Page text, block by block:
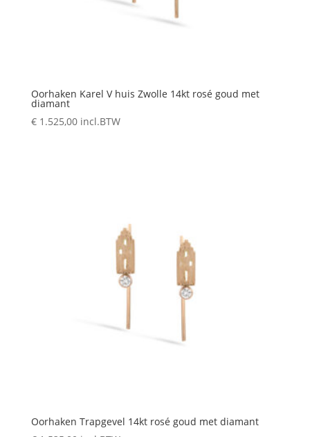
Oorhaken Karel V huis Zwolle 14kt rosé goud met
diamant
€1.525,00 incl.BTW
Oorhaken Trapgevel 14kt rosé goud met diamant